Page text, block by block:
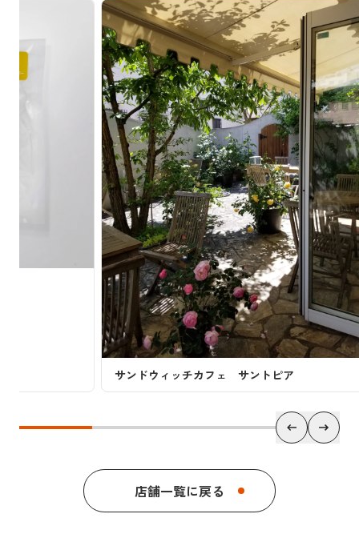
サンドウィッチカフェ サントピア
GYA-
店舗一覧に戻る